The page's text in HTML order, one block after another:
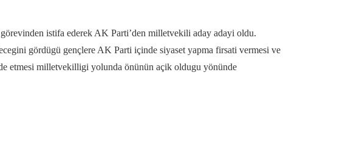
istifa ederek AK Parti’den milletvekili aday adayi oldu.
gördügü gençlere AK Parti içinde siyaset yapma firsati vermesi ve
etmesi milletvekilligi yolunda önünün açik oldugu yönünde